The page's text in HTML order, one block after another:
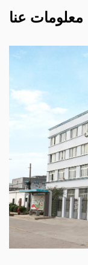
معلومات عنا